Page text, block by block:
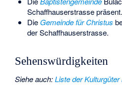
Schaffhauserstrasse präsent.
Die Gemeinde für Christus
der Schaffhauserstrasse.
Sehenswürdigkeiten
Siehe auch:Liste der